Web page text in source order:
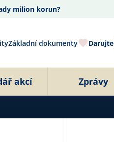
milion korun?
Základní dokumenty Darujte
akcí Zprávy